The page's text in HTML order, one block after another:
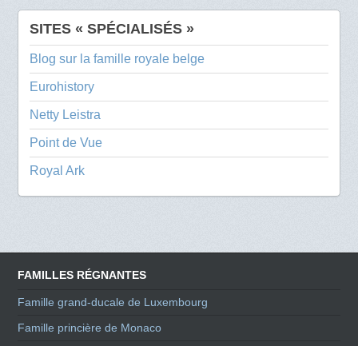
SITES « SPÉCIALISÉS »
Blog sur la famille royale belge
Eurohistory
Netty Leistra
Point de Vue
Royal Ark
FAMILLES RÉGNANTES
Famille grand-ducale de Luxembourg
Famille princière de Monaco